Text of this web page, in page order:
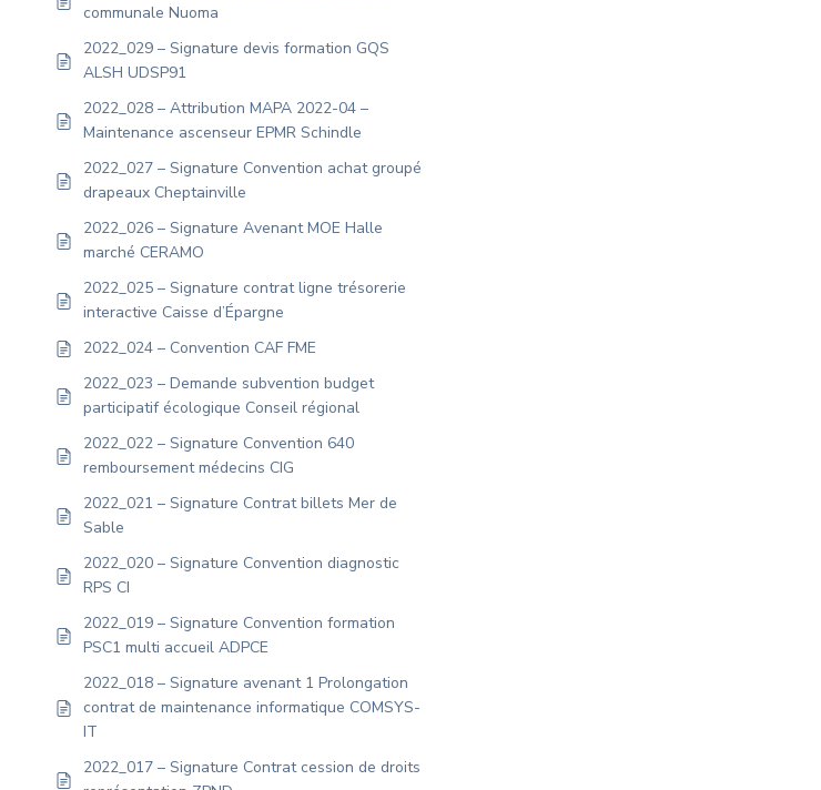
communale Nuoma
2022_029 – Signature devis formation GQS
ALSH UDSP91
2022_028 – Attribution MAPA 2022-04 –
Maintenance ascenseur EPMR Schindle
2022_027 – Signature Convention achat groupé
drapeaux Cheptainville
2022_026 – Signature Avenant MOE Halle
marché CERAMO
2022_025 – Signature contrat ligne trésorerie
interactive Caisse d’Épargne
2022_024 – Convention CAF FME
2022_023 – Demande subvention budget
participatif écologique Conseil régional
2022_022 – Signature Convention 640
remboursement médecins CIG
2022_021 – Signature Contrat billets Mer de
Sable
2022_020 – Signature Convention diagnostic
RPS CI
2022_019 – Signature Convention formation
PSC1 multi accueil ADPCE
2022_018 – Signature avenant 1 Prolongation
contrat de maintenance informatique COMSYS-
IT
2022_017 – Signature Contrat cession de droits